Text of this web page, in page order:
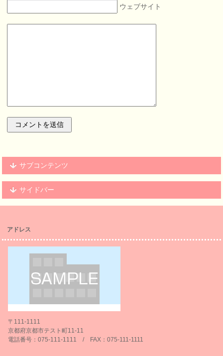
ウェブサイト
サブコンテンツ
サイドバー
アドレス
〒111-1111
京都府京都市テスト町11-11
電話番号：075-111-1111 / FAX：075-111-1111